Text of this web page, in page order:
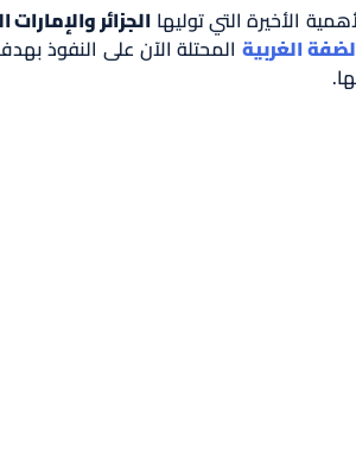
الأخيرة التي توليها الجزائر
الغربيةالمحتلة الآن على النفوذ